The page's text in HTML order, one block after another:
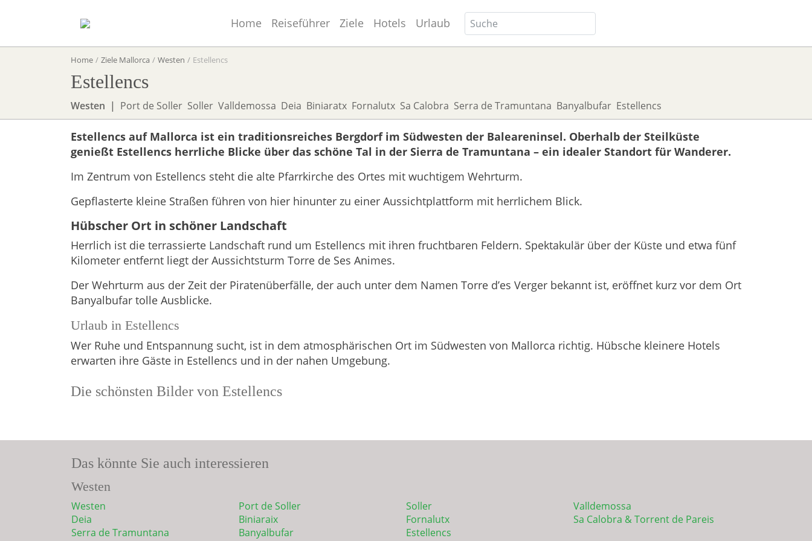
Home Reiseführer Ziele Hotels Urlaub
Home Ziele Mallorca Westen Estellencs
Estellencs
Westen Port de Soller Soller Valldemossa Deia Biniaratx Fornalutx Sa Calobra Serra de Tramuntana Banyalbufar Estellencs
Estellencs auf Mallorca ist ein traditionsreiches Bergdorf im Südwesten der Baleareninsel. Oberhalb der Steilküste
genießt Estellencs herrliche Blicke über das schöne Tal in der Sierra de Tramuntana – ein idealer Standort für Wanderer.
Im Zentrum von Estellencs steht die alte Pfarrkirche des Ortes mit wuchtigem Wehrturm.
Gepflasterte kleine Straßen führen von hier hinunter zu einer Aussichtplattform mit herrlichem Blick.
Hübscher Ort in schöner Landschaft
Herrlich ist die terrassierte Landschaft rund um Estellencs mit ihren fruchtbaren Feldern. Spektakulär über der Küste und etwa fünf
Kilometer entfernt liegt der Aussichtsturm Torre de Ses Animes.
Der Wehrturm aus der Zeit der Piratenüberfälle, der auch unter dem Namen Torre d’es Verger bekannt ist, eröffnet kurz vor dem Ort
Banyalbufar tolle Ausblicke.
Urlaub in Estellencs
Wer Ruhe und Entspannung sucht, ist in dem atmosphärischen Ort im Südwesten von Mallorca richtig. Hübsche kleinere Hotels
erwarten ihre Gäste in Estellencs und in der nahen Umgebung.
Die schönsten Bilder von Estellencs
Das könnte Sie auch interessieren
Westen
Westen Port de Soller Soller
Valldemossa
Deia
Biniaraix Fornalutx
Sa Calobra & Torrent de Pareis
Serra de Tramuntana
Banyalbufar Estellencs